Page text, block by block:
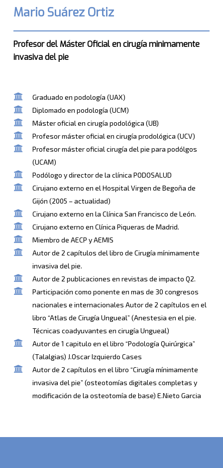
Mario Suárez Ortiz
Profesor del Máster Oficial en cirugía minimamente
invasiva del pie
Graduado en podología (UAX)
Diplomado en podología (UCM)
Máster oficial en cirugía podológica (UB)
Profesor máster oficial en cirugía prodológica (UCV)
Profesor máster oficial cirugía del pie para podólgos
(UCAM)
Podólogo y director de la clínica PODOSALUD
Cirujano externo en el Hospital Virgen de Begoña de
Gijón (2005 – actualidad)
Cirujano externo en la Clínica San Francisco de León.
Cirujano externo en Clínica Piqueras de Madrid.
Miembro de AECP y AEMIS
Autor de 2 capítulos del libro de Cirugía mínimamente
invasiva del pie.
Autor de 2 publicaciones en revistas de impacto Q2.
Participación como ponente en mas de 30 congresos
nacionales e internacionales Autor de 2 capítulos en el
libro “Atlas de Cirugía Ungueal” (Anestesia en el pie.
Técnicas coadyuvantes en cirugía Ungueal)
Autor de 1 capitulo en el libro “Podología Quirúrgica”
(Talalgias) J.Oscar Izquierdo Cases
Autor de 2 capítulos en el libro “Cirugía mínimamente
invasiva del pie” (osteotomías digitales completas y
modificación de la osteotomía de base) E.Nieto Garcia